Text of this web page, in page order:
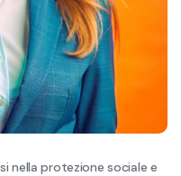
nella protezione sociale e